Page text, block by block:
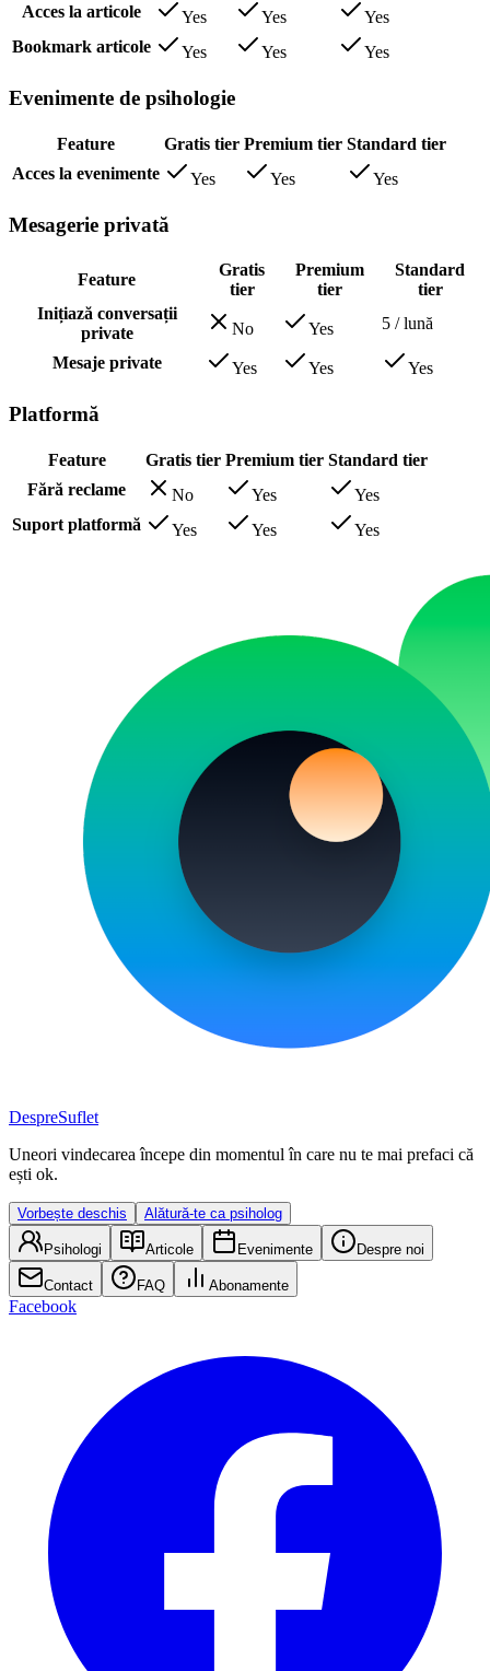
Acces la articole
Yes Yes
Yes
Bookmark articole
Yes Yes Yes
Evenimente de psihologie
Feature Gratis tier Premium tier Standard tier
Acces la evenimente
Yes Yes Yes
Mesagerie privată
Feature
Gratis
tier
Premium
tier
Standard
tier
Inițiază conversații
private
No Yes 5 / lună
Mesaje private Yes Yes Yes
Platformă
Feature Gratis tier Premium tier Standard tier
Fără reclame
No Yes
Yes
Suport platformă
Yes Yes Yes
DespreSuflet
Uneori vindecarea începe din momentul în care nu te mai prefaci că
ești ok.
Vorbește deschis Alătură-te ca psiholog
Psihologi Articole Evenimente Despre noi
Contact FAQ Abonamente
Facebook